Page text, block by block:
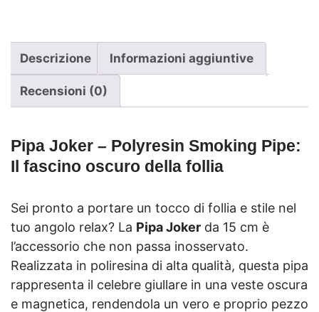
Descrizione Informazioni aggiuntive
Recensioni (0)
Pipa Joker – Polyresin Smoking Pipe:
Il fascino oscuro della follia
Sei pronto a portare un tocco di follia e stile nel
tuo angolo relax? La Pipa Joker da 15 cm è
l’accessorio che non passa inosservato.
Realizzata in poliresina di alta qualità, questa pipa
rappresenta il celebre giullare in una veste oscura
e magnetica, rendendola un vero e proprio pezzo